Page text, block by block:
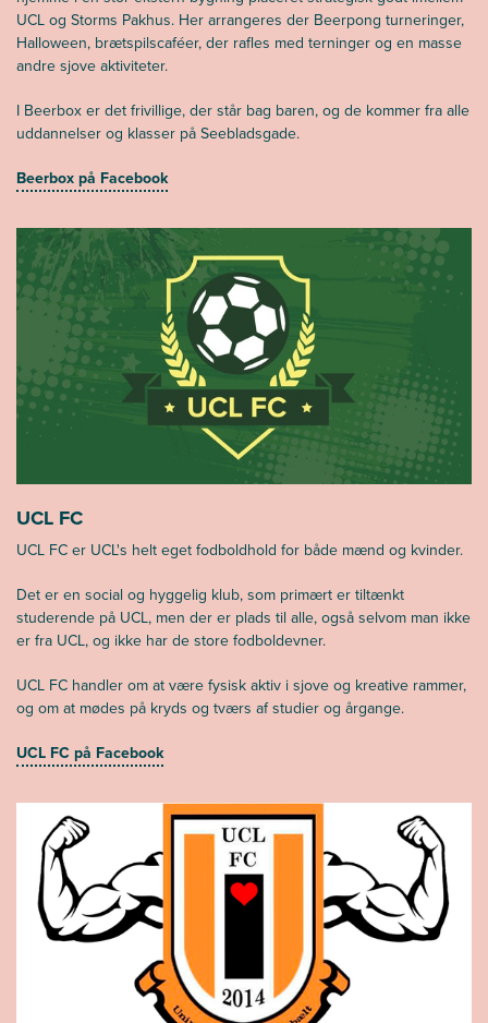
UCL og Storms Pakhus. Her arrangeres der Beerpong turneringer,
Halloween, brætspilscaféer, der rafles med terninger og en masse
andre sjove aktiviteter.
I Beerbox er det frivillige, der står bag baren, og de kommer fra alle
uddannelser og klasser på Seebladsgade.
Beerbox på Facebook
UCL FC
UCL FC er UCL's helt eget fodboldhold for både mænd og kvinder.
Det er en social og hyggelig klub, som primært er tiltænkt
studerende på UCL, men der er plads til alle, også selvom man ikke
er fra UCL, og ikke har de store fodboldevner.
UCL FC handler om at være fysisk aktiv i sjove og kreative rammer,
og om at mødes på kryds og tværs af studier og årgange.
UCL FC på Facebook